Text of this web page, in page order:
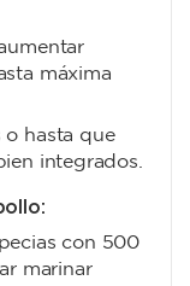
máxima
o hasta que
integrados.
con 500
marinar